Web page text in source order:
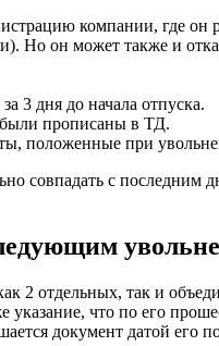
компании, где он
Но он может также и
3 дня до начала отпуска.
были прописаны в ТД.
положенные при
с последним
2 отдельных, так и
что по его
документ датой